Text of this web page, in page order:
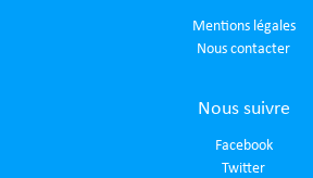
Mentions légales
Nous contacter
Nous suivre
Facebook
Twitter